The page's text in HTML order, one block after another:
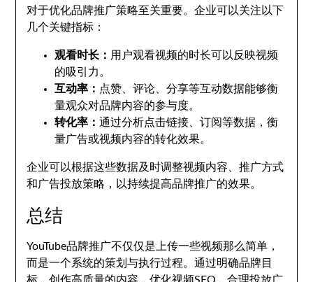
对于优化品牌推广策略至关重要。企业可以关注以下
几个关键指标：
观看时长： 用户观看视频的时长可以反映视频
的吸引力。
互动率： 点赞、评论、分享等互动数据能够衡
量观众对品牌内容的参与度。
转化率：通过分析点击链接、订阅等数据，衡
量广告或视频内容的转化效果。
企业可以根据这些数据及时调整视频内容、推广方式
和广告投放策略，以持续提高品牌推广的效果。
总结
YouTube品牌推广不仅仅是上传一些视频那么简单，
而是一个系统的策划与执行过程。通过明确品牌目